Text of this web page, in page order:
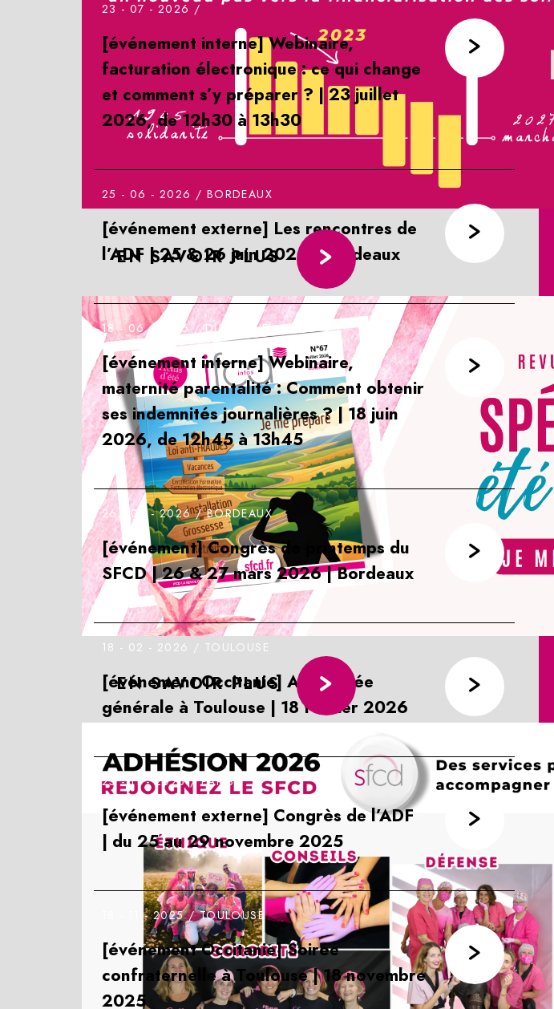
EN SAVOIR PLUS
EN SAVOIR PLUS
23 - 07 - 2026 /
[événement interne] Webinaire,
facturation électronique : ce qui change
et comment s’y préparer ? | 23 juillet
2026, de 12h30 à 13h30
25 - 06 - 2026 / BORDEAUX
[événement externe] Les rencontres de
l’ADF | 25 & 26 juin 2026 | Bordeaux
18 - 06 - 2026 /DISTANCIEL
[événement interne] Webinaire,
maternité parentalité : Comment obtenir
ses indemnités journalières ? | 18 juin
2026, de 12h45 à 13h45
26 - 03 - 2026 /BORDEAUX
[événement] Congrès de printemps du
SFCD | 26 & 27 mars 2026 | Bordeaux
18 - 02 - 2026 / TOULOUSE
[événement Occitanie] Assemblée
générale à Toulouse | 18 février 2026
25 - 11 - 2025 /PARIS
[événement externe] Congrès de l’ADF
| du 25 au 29 novembre 2025
18 - 11 - 2025 /TOULOUSE
[événement Occitanie] Soirée
confraternelle à Toulouse | 18 novembre
2025